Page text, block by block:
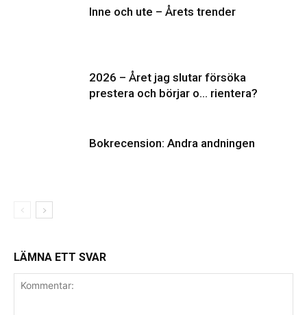
Inne och ute – Årets trender
2026 – Året jag slutar försöka
prestera och börjar o… rientera?
Bokrecension: Andra andningen
LÄMNA ETT SVAR